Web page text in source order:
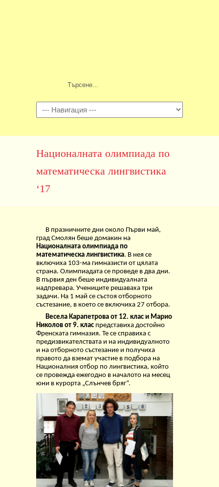
Навигация
Националната олимпиада по
математическа лингвистика
‘17
В празничните дни около Първи май,
град Смолян беше домакин на
Националната олимпиада по
математическа лингвистика. В нея се
включиха 103-ма гимназисти от цялата
страна. Олимпиадата се проведе в два дни.
В първия ден беше индивидуалната
надпревара. Учениците решаваха три
задачи. На 1 май се състоя отборното
състезание, в което се включиха 27 отбора.
Весела Карапетрова от 12. клас и Марио
Николов от 9. клас представиха достойно
Френската гимназия. Те се справиха с
предизвикателствата и на индивидуалното
и на отборното състезание и получиха
правото да вземат участие в подбора на
Националния отбор по лингвистика, който
се провежда ежегодно в началото на месец
юни в курорта „Слънчев бряг“.